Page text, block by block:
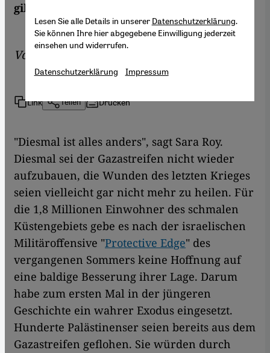
gibt. Einzelheiten von Bettina Marx
Von
Link Teilen Drucken
"Diesmal ist alles anders", sagt Sara Roy.
Diesmal sei der Gazastreifen nicht wieder
aufzubauen, die Wunden des letzten Krieges
seien vielleicht gar nicht mehr zu heilen. Für
die 1,8 Millionen Einwohner des schmalen
Küstengebiets gebe es nach der israelischen
Militäroffensive "Protective Edge" des
vergangenen Sommers keine Hoffnung auf
eine baldige Besserung ihrer Lage. Darum
habe zum ersten Mal in der jüngeren
Geschichte ein wahrer Exodus eingesetzt.
Hunderte Palästinenser seien bereits aus dem
Gazastreifen geflohen. Sie würden durch
Lesen Sie alle Details in unserer Datenschutzerklärung.
Sie können Ihre hier abgegebene Einwilligung jederzeit
einsehen und widerrufen.
Datenschutzerklärung Impressum